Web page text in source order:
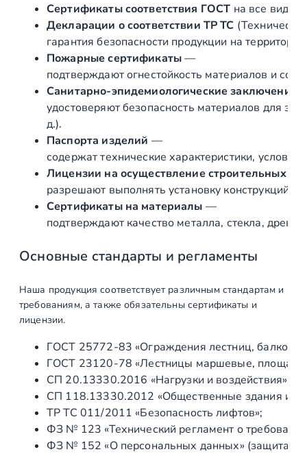
я
3
0
4
Сертификаты соответствия ГОСТ на все виды
Декларации о соответствии ТР ТС
гарантия безопасности продукции на
Пожарные сертификаты—
подтверждают огнестойкость материалов и
Санитарно‑эпидемиологические заключения
удостоверяют безопасность материалов для
д.).
Паспорта изделий —
содержат технические характеристики,
Лицензии на осуществление строительных и
разрешают выполнять установку конструкций
Сертификаты на материалы —
подтверждают качество металла, стекла,
Основные стандарты и регламенты
Наша продукция соответствует различным стандартам и
требованиям, а также обязательны сертификаты и
лицензии.
ГОСТ 25772‑83 «Ограждения лестниц,
ГОСТ 23120‑78 «Лестницы маршевые,
СП 20.13330.2016 «Нагрузки и воздействия»
СП 118.13330.2012 «Общественные здания и
ТР ТС 011/2011 «Безопасность лифтов»;
ФЗ № 123 «Технический регламент о
ФЗ № 152 «О персональных данных» (защита